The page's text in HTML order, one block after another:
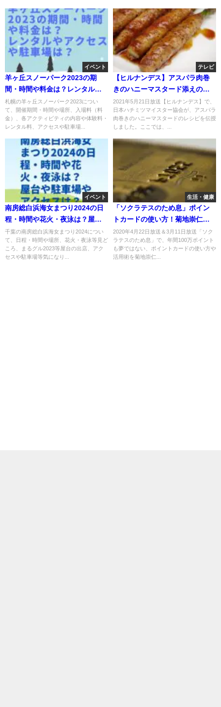
イベント
羊ヶ丘スノーパーク2023の期
間・時間や料金は？レンタルや
アクセスや駐車場は？
札幌の羊ヶ丘スノーパーク2023につい
て、開催期間・時間や場所、入場料（料
金）、各アクティビティの内容や体験料・
レンタル料、アクセスや駐車場...
テレビ
【ヒルナンデス】アスパラ肉巻
きのハニーマスタード添えのレ
シピ！ハチミツマイスターが伝
授！5月21日
2021年5月21日放送【ヒルナンデス】で、
日本ハチミツマイスター協会が、アスパラ
肉巻きのハニーマスタードのレシピを伝授
しました。ここでは、...
イベント
南房総白浜海女まつり2024の日
程・時間や花火・夜泳は？屋台
や駐車場やアクセスは？
千葉の南房総白浜海女まつり2024につい
て、日程・時間や場所、花火・夜泳等見ど
ころ、まるグル2023等屋台の出店、アク
セスや駐車場等気になり...
生活・健康
「ソクラテスのため息」ポイン
トカードの使い方！菊地崇仁が
伝授？
2020年4月22日放送＆3月11日放送「ソク
ラテスのため息」で、年間100万ポイント
も夢ではない、ポイントカードの使い方や
活用術を菊地崇仁...